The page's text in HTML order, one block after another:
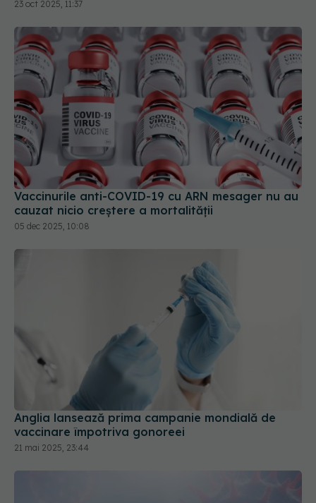
23 oct 2025, 11:37
Vaccinurile anti-COVID-19 cu ARN mesager nu au
cauzat nicio creştere a mortalităţii
05 dec 2025, 10:08
Anglia lansează prima campanie mondială de
vaccinare împotriva gonoreei
21 mai 2025, 23:44